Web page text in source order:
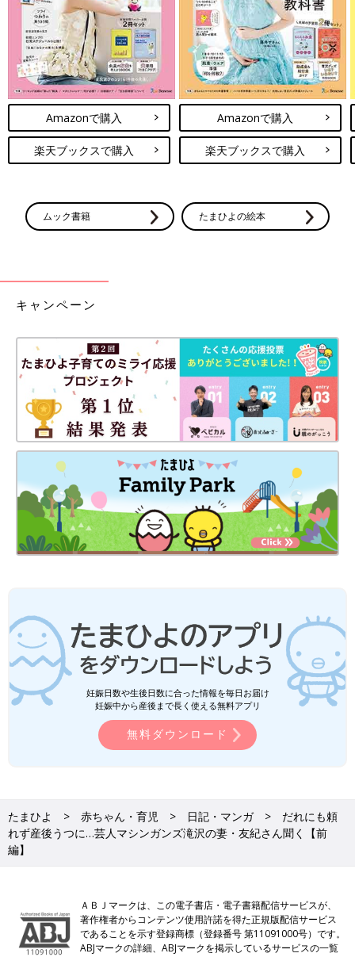
Amazonで購入
楽天ブックスで購入
Amazonで購入
楽天ブックスで購入
ムック書籍 たまひよの絵本
キャンペーン
妊娠日数や生後日数に合った情報を毎日お届け
妊娠中から産後まで長く使える無料アプリ
無料ダウンロード
たまひよ 赤ちゃん・育児 日記・マンガ
だれにも頼
れず産後うつに…芸人マシンガンズ滝沢の妻・友紀さん聞く【前
編】
ＡＢＪマークは、この電子書店・電子書籍配信サービスが、
著作権者からコンテンツ使用許諾を得た正規版配信サービス
であることを示す登録商標（登録番号 第11091000号）です。
ABJマークの詳細、ABJマークを掲示しているサービスの一覧